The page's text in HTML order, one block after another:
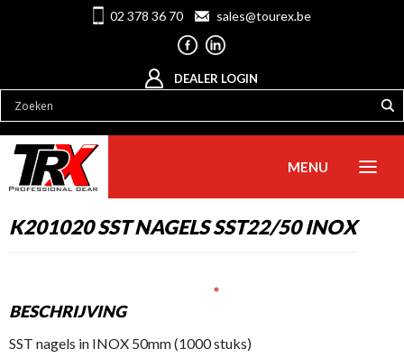
02 378 36 70 sales@tourex.be
DEALER LOGIN
MENU
K201020 SST NAGELS SST22/50 INOX
BESCHRIJVING
SST nagels in INOX 50mm (1000 stuks)